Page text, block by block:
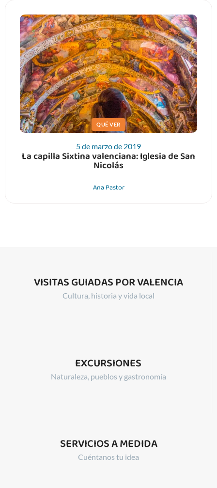
QUÉ VER
5 de marzo de 2019
La capilla Sixtina valenciana: Iglesia de San
Nicolás
Ana Pastor
VISITAS GUIADAS POR VALENCIA
Cultura, historia y vida local
EXCURSIONES
Naturaleza, pueblos y gastronomía
SERVICIOS A MEDIDA
Cuéntanos tu idea